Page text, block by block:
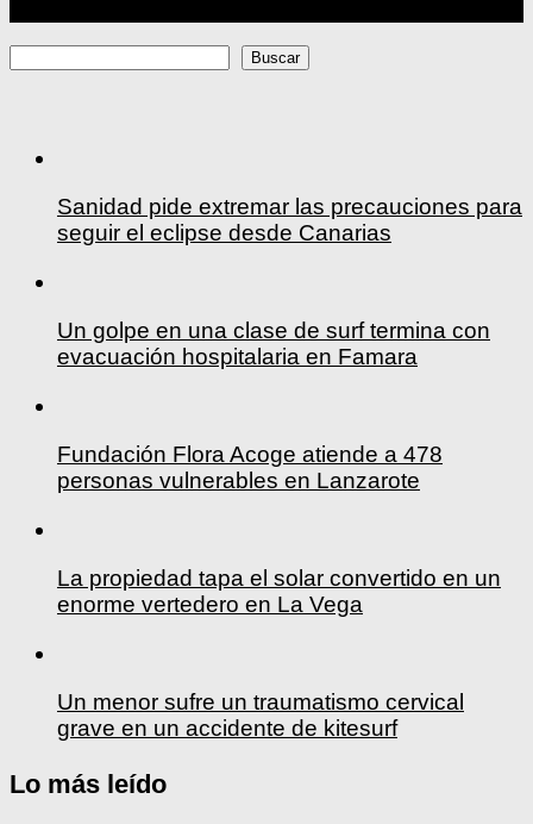
Buscar
Sanidad pide extremar las precauciones para
seguir el eclipse desde Canarias
Un golpe en una clase de surf termina con
evacuación hospitalaria en Famara
Fundación Flora Acoge atiende a 478
personas vulnerables en Lanzarote
La propiedad tapa el solar convertido en un
enorme vertedero en La Vega
Un menor sufre un traumatismo cervical
grave en un accidente de kitesurf
Lo más leído